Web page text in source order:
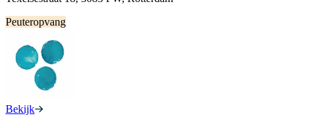
Peuteropvang
Bekijk